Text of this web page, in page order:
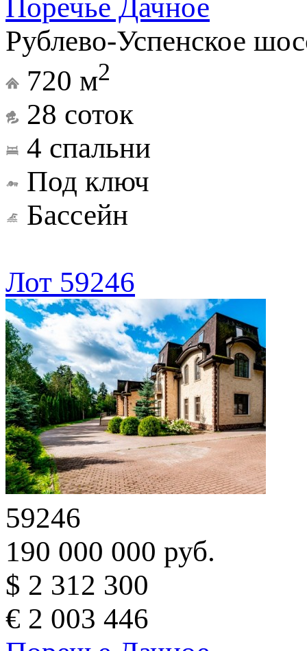
Поречье Дачное
Рублево-Успенское
720 м2
28 соток
4 спальни
Под ключ
Бассейн
Лот 59246
59246
190 000 000 руб.
$ 2 312 300
€ 2 003 446